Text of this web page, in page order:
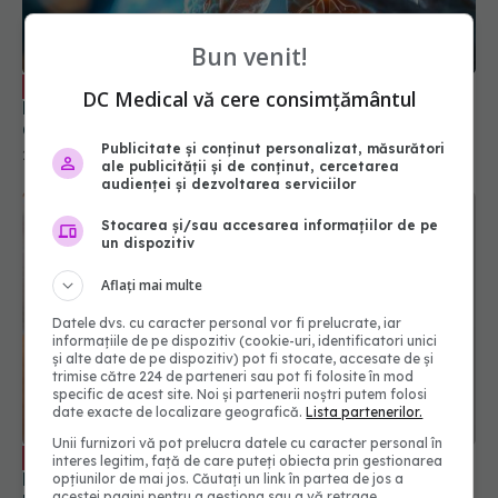
boala care pune inima sub presiune. Prof. univ. dr.
Cristian Oancea: Foarte ignorată
26 mar 2026, 21:54
EXCLUSIV Pneumonia și rujeola ucid copii în
România din cauza vaccinării scăzute. Prof. dr.
Bun venit!
DC Medical vă cere consimțământul
Publicitate și conținut personalizat, măsurători
ale publicității și de conținut, cercetarea
audienței și dezvoltarea serviciilor
Stocarea și/sau accesarea informațiilor de pe
un dispozitiv
Aflați mai multe
Datele dvs. cu caracter personal vor fi prelucrate, iar
informațiile de pe dispozitiv (cookie-uri, identificatori unici
și alte date de pe dispozitiv) pot fi stocate, accesate de și
trimise către 224 de parteneri sau pot fi folosite în mod
specific de acest site. Noi și partenerii noștri putem folosi
date exacte de localizare geografică.Lista partenerilor.
Unii furnizori vă pot prelucra datele cu caracter personal în
interes legitim, față de care puteți obiecta prin gestionarea
opțiunilor de mai jos. Căutați un link în partea de jos a